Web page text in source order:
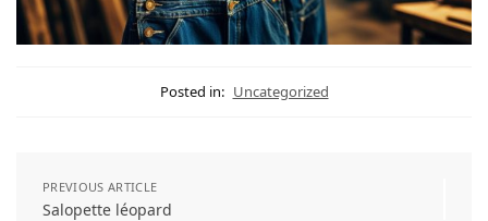
Posted in: Uncategorized
PREVIOUS ARTICLE
Salopette léopard